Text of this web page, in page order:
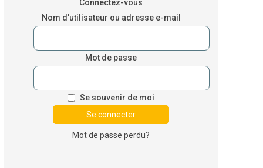
Connectez-vous
Nom d'utilisateur ou adresse e-mail
Mot de passe
Se souvenir de moi
Mot de passe perdu?